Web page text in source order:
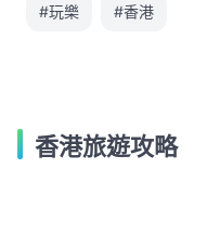
#玩樂 #香港
香港旅遊攻略